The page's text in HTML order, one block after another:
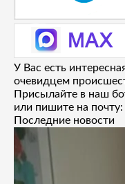
У Вас есть
очевидцем
Присылайте в наш
или пишите на
Последние новости